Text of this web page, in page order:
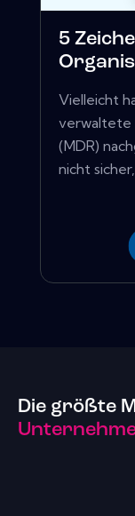
5
Vielleicht
verwaltete
(MDR)
nicht
Die größte